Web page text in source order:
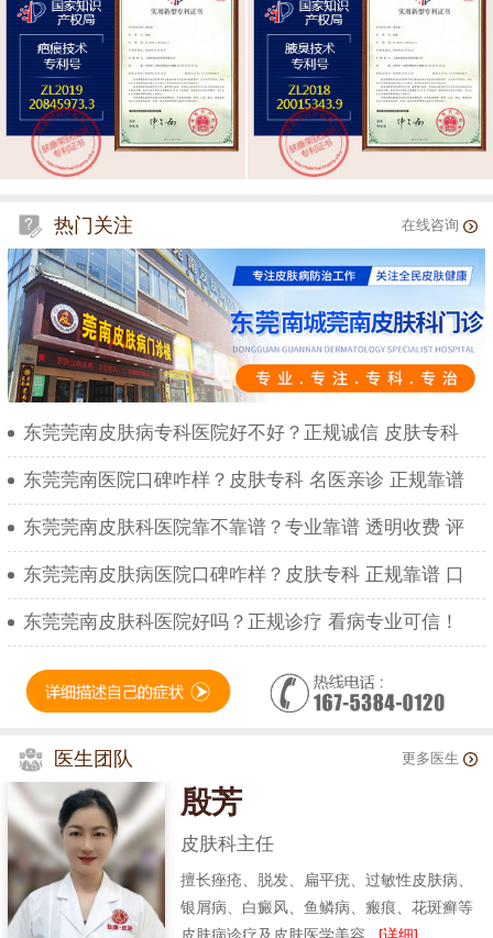
热门关注 在线咨询
东莞莞南皮肤病专科医院好不好？正规诚信 皮肤专科
东莞莞南医院口碑咋样？皮肤专科 名医亲诊 正规靠谱
东莞莞南皮肤科医院靠不靠谱？专业靠谱 透明收费 评
东莞莞南皮肤病医院口碑咋样？皮肤专科 正规靠谱 口
东莞莞南皮肤科医院好吗？正规诊疗 看病专业可信！
医生团队 更多医生
殷芳
皮肤科主任
擅长痤疮、脱发、扁平疣、过敏性皮肤病、
银屑病、白癜风、鱼鳞病、瘢痕、花斑癣等